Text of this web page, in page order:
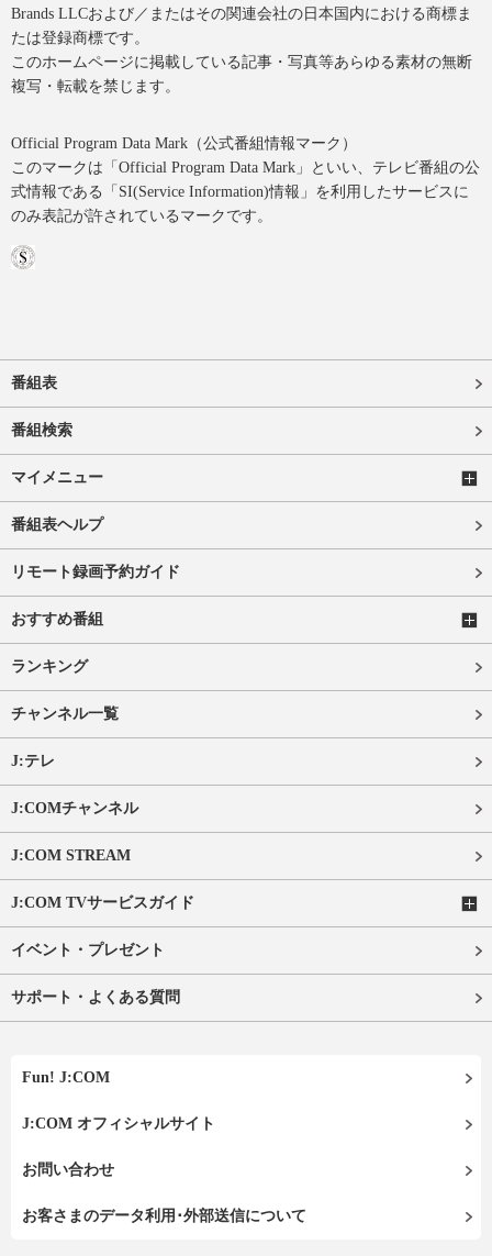
Brands LLCおよび／またはその関連会社の日本国内における商標ま
たは登録商標です。
このホームページに掲載している記事・写真等あらゆる素材の無断
複写・転載を禁じます。
Official Program Data Mark（公式番組情報マーク）
このマークは「Official Program Data Mark」といい、テレビ番組の公
式情報である「SI(Service Information)情報」を利用したサービスに
のみ表記が許されているマークです。
番組表
番組検索
マイメニュー
番組表ヘルプ
リモート録画予約ガイド
おすすめ番組
ランキング
チャンネル一覧
J:テレ
J:COMチャンネル
J:COM STREAM
J:COM TVサービスガイド
イベント・プレゼント
サポート・よくある質問
Fun! J:COM
J:COM オフィシャルサイト
お問い合わせ
お客さまのデータ利用･外部送信について